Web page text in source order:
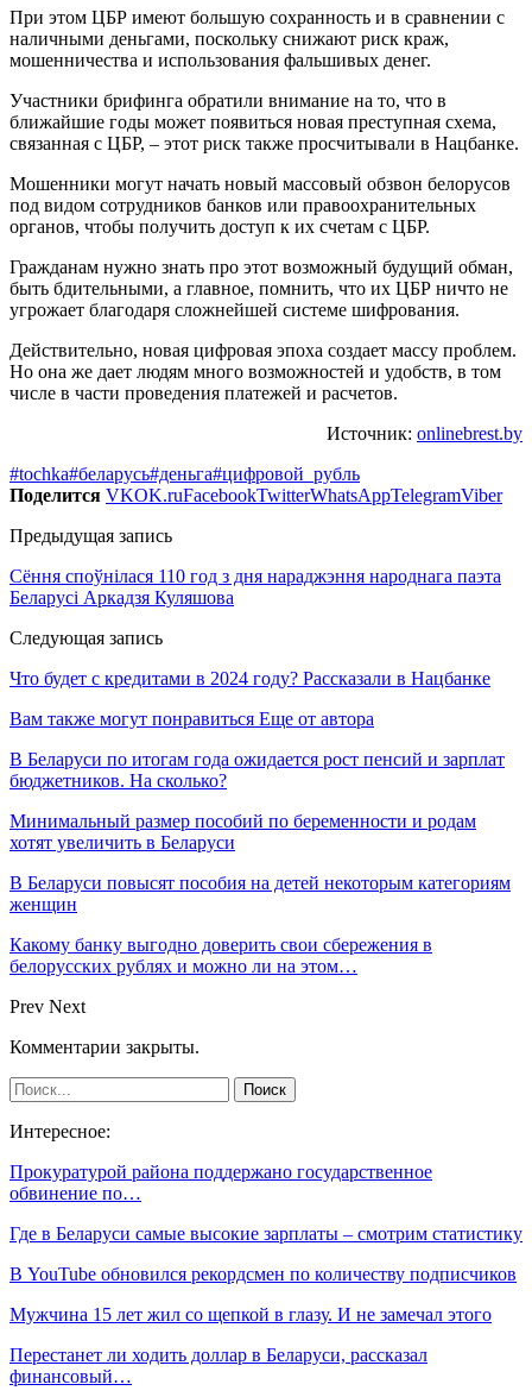
При этом ЦБР имеют большую сохранность и в сравнении с
наличными деньгами, поскольку снижают риск краж,
мошенничества и использования фальшивых денег.
Участники брифинга обратили внимание на то, что в
ближайшие годы может появиться новая преступная схема,
связанная с ЦБР, – этот риск также просчитывали в Нацбанке.
Мошенники могут начать новый массовый обзвон белорусов
под видом сотрудников банков или правоохранительных
органов, чтобы получить доступ к их счетам с ЦБР.
Гражданам нужно знать про этот возможный будущий обман,
быть бдительными, а главное, помнить, что их ЦБР ничто не
угрожает благодаря сложнейшей системе шифрования.
Действительно, новая цифровая эпоха создает массу проблем.
Но она же дает людям много возможностей и удобств, в том
числе в части проведения платежей и расчетов.
Источник: onlinebrest.by
#tochka#беларусь#деньга#цифровой_рубль
Поделится VKOK.ruFacebookTwitterWhatsAppTelegramViber
Предыдущая запись
Сёння споўнілася 110 год з дня нараджэння народнага паэта
Беларусі Аркадзя Куляшова
Следующая запись
Что будет с кредитами в 2024 году? Рассказали в Нацбанке
Вам также могут понравиться Еще от автора
В Беларуси по итогам года ожидается рост пенсий и зарплат
бюджетников. На сколько?
Минимальный размер пособий по беременности и родам
хотят увеличить в Беларуси
В Беларуси повысят пособия на детей некоторым категориям
женщин
Какому банку выгодно доверить свои сбережения в
белорусских рублях и можно ли на этом…
Prev Next
Комментарии закрыты.
Интересное:
Прокуратурой района поддержано государственное
обвинение по…
Где в Беларуси самые высокие зарплаты – смотрим статистику
В YouTube обновился рекордсмен по количеству подписчиков
Мужчина 15 лет жил со щепкой в глазу. И не замечал этого
Перестанет ли ходить доллар в Беларуси, рассказал
финансовый…